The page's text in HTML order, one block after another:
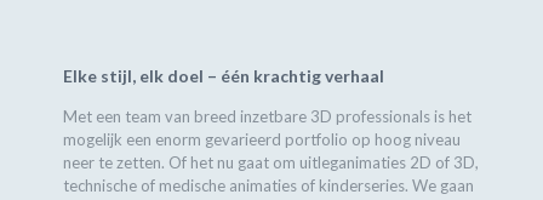
Elke stijl, elk doel – één krachtig verhaal
Met een team van breed inzetbare 3D professionals is het
mogelijk een enorm gevarieerd portfolio op hoog niveau
neer te zetten. Of het nu gaat om uitleganimaties 2D of 3D,
technische of medische animaties of kinderseries. We gaan